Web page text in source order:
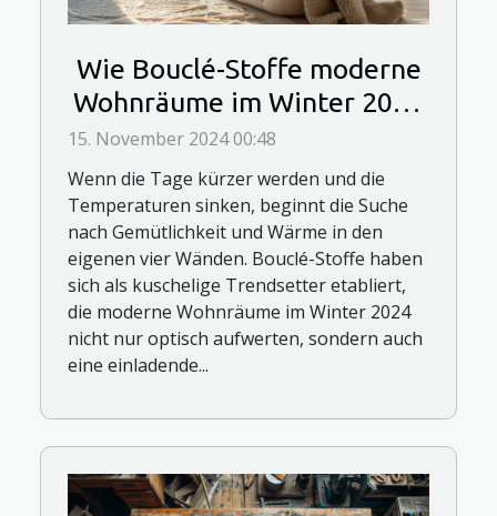
Wie Bouclé-Stoffe moderne
Wohnräume im Winter 2024
wärmen
15. November 2024 00:48
Wenn die Tage kürzer werden und die
Temperaturen sinken, beginnt die Suche
nach Gemütlichkeit und Wärme in den
eigenen vier Wänden. Bouclé-Stoffe haben
sich als kuschelige Trendsetter etabliert,
die moderne Wohnräume im Winter 2024
nicht nur optisch aufwerten, sondern auch
eine einladende...